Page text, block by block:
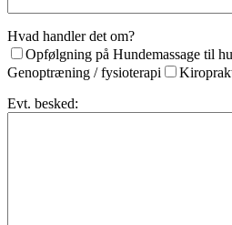
Hvad handler det om?
Opfølgning på Hundemassage til
Genoptræning / fysioterapi
Evt. besked: